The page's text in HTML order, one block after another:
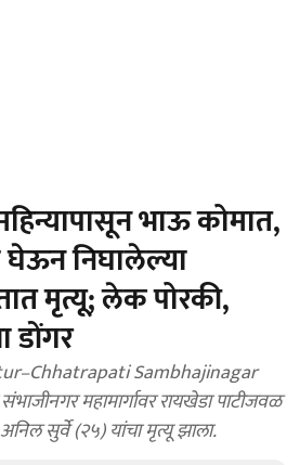
भाऊ कोमात,
निघालेल्या
मृत्यू; लेक पोरकी,
डोंगर
Sambhajinagar
महामार्गावर रायखेडा पाटीजवळ
सुर्वे (२५) यांचा मृत्यू झाला.